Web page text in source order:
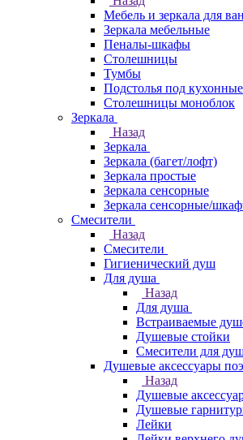
Мебель и зеркала для
Зеркала мебельные
Пеналы-шкафы
Столешницы
Тумбы
Подстолья под
Столешницы моноблок
Зеркала
Назад
Зеркала
Зеркала (багет/лофт)
Зеркала простые
Зеркала сенсорные
Зеркала сенсорные/
Смесители
Назад
Смесители
Гигиенический душ
Для душа
Назад
Для душа
Встраиваемые
Душевые стойки
Смесители для
Душевые аксессуары
Назад
Душевые
Душевые
Лейки